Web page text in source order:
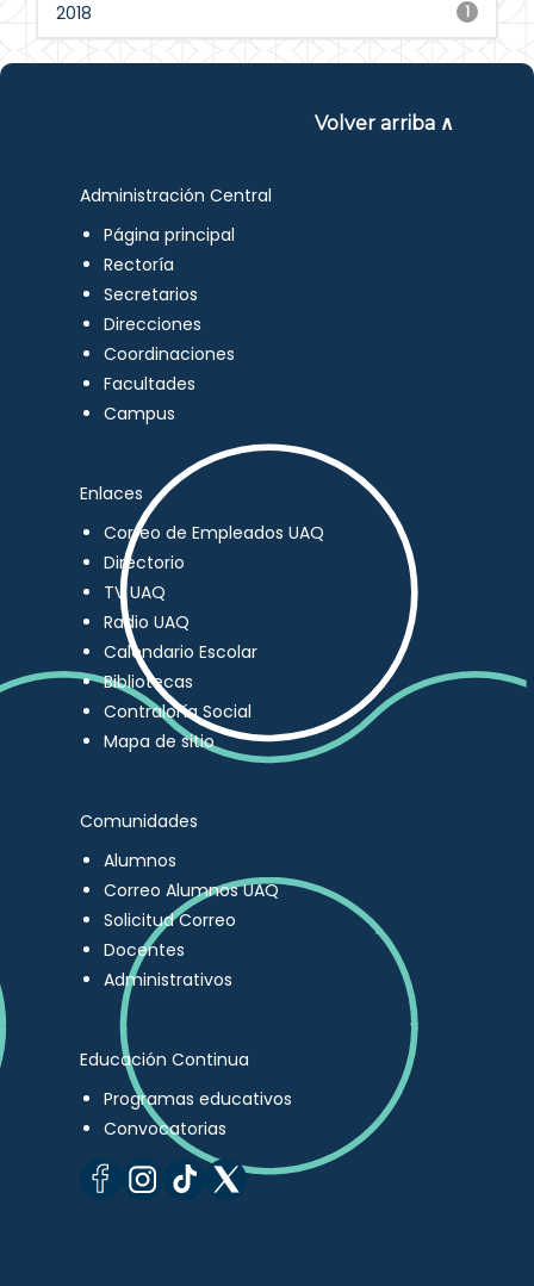
1
2018
Volver arriba ∧
Administración Central
Página principal
Rectoría
Secretarios
Direcciones
Coordinaciones
Facultades
Campus
Enlaces
Correo de Empleados UAQ
Directorio
TV UAQ
Radio UAQ
Calendario Escolar
Bibliotecas
Contraloría Social
Mapa de sitio
Comunidades
Alumnos
Correo Alumnos UAQ
Solicitud Correo
Docentes
Administrativos
Educación Continua
Programas educativos
Convocatorias